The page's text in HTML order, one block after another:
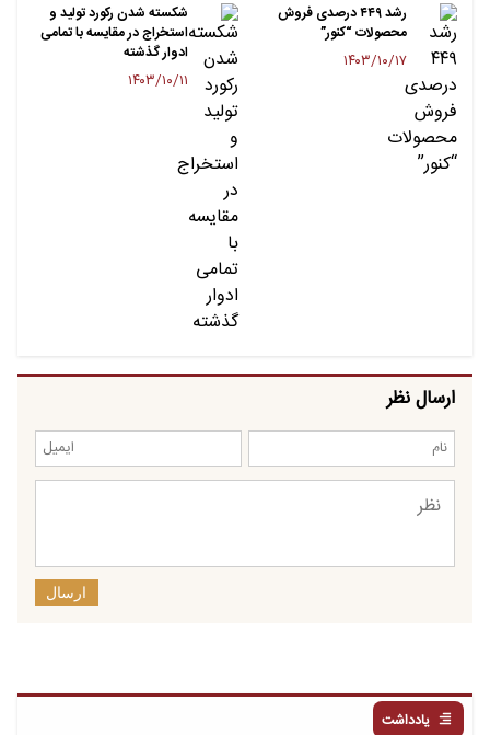
رشد ۴۴۹ درصدی فروش
محصولات “کنور”
۱۴۰۳/۱۰/۱۷
شکسته شدن رکورد تولید و
استخراج در مقایسه با تمامی
ادوار گذشته
۱۴۰۳/۱۰/۱۱
ارسال نظر
ارسال
یادداشت